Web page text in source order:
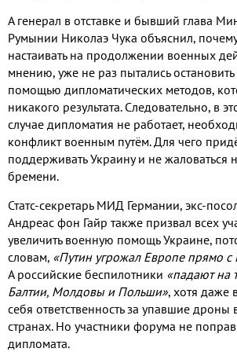
А генерал в отставке и бывший глава
Румынии Николаэ Чука объяснил,
настаивать на продолжении военных
мнению, уже не раз пытались
помощью дипломатических методов,
никакого результата. Следовательно, в
случае дипломатия не работает,
конфликт военным путём. Для чего
поддерживать Украину и не жаловаться
бремени.
Статс-секретарь МИД Германии, экс-
Андреас фон Гайр также призвал всех
увеличить военную помощь Украине,
словам, «Путин угрожал Европе прямо
А российские беспилотники «падают на
Балтии, Молдовы и Польши», хотя даже
себя ответственность за упавшие дроны
странах. Но участники форума не
дипломата.